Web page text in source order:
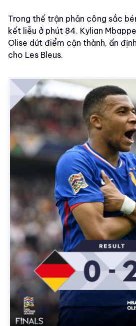
Trong thế trận phản công sắc
kết liễu ở phút 84. Kylian
Olise dứt điểm cận thành, ấn
cho Les Bleus.